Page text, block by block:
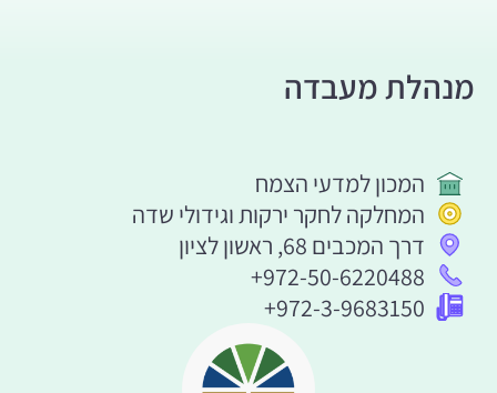
מנהלת מעבדה
המכון למדעי הצמח
המחלקה לחקר ירקות וגידולי שדה
דרך המכבים 68, ראשון לציון
+972-50-6220488
+972-3-9683150